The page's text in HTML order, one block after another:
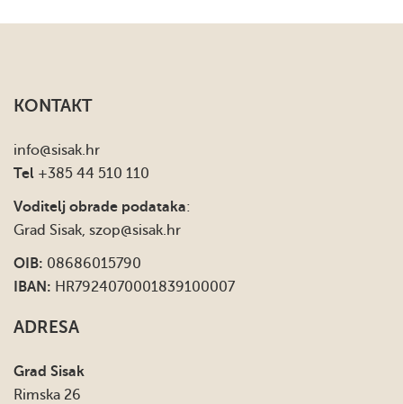
KONTAKT
info@sisak.hr
Tel +385 44 510 110
Voditelj obrade podataka:
Grad Sisak, szop@sisak.hr
OIB: 08686015790
IBAN: HR7924070001839100007
ADRESA
Grad Sisak
Rimska 26